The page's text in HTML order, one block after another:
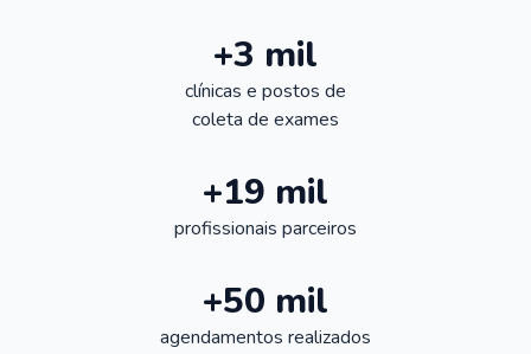
+3 mil
clínicas e postos de
coleta de exames
+19 mil
profissionais parceiros
+50 mil
agendamentos realizados